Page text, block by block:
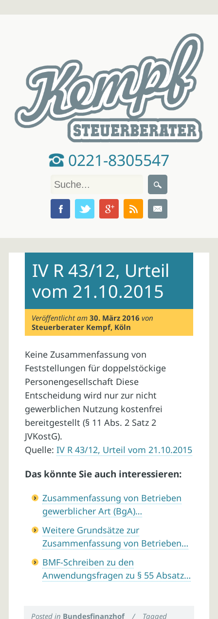
0221-8305547
contentIV R 43/12, Urteil
vom 21.10.2015
Veröffentlicht am30. März 2016 von
Steuerberater Kempf, Köln
Keine Zusammenfassung von
Feststellungen für doppelstöckige
Personengesellschaft Diese
Entscheidung wird nur zur nicht
gewerblichen Nutzung kostenfrei
bereitgestellt (§ 11 Abs. 2 Satz 2
JVKostG).
Quelle: IV R 43/12, Urteil vom 21.10.2015
Das könnte Sie auch interessieren:
Zusammenfassung von Betrieben
gewerblicher Art (BgA)…
Weitere Grundsätze zur
Zusammenfassung von Betrieben…
BMF-Schreiben zu den
Anwendungsfragen zu § 55 Absatz…
Posted in Bundesfinanzhof /
Tagged